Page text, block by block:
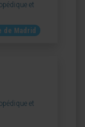
et
de Madrid
et